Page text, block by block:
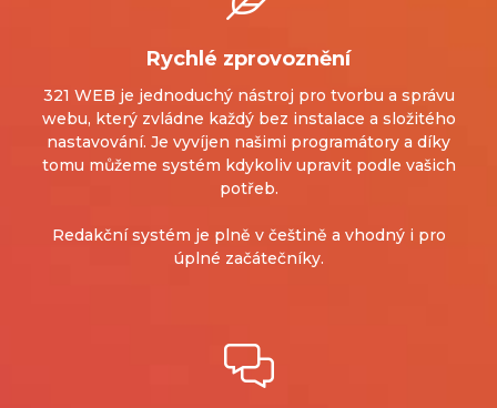
Rychlé zprovoznění
321 WEB je jednoduchý nástroj pro tvorbu a správu
webu, který zvládne každý bez instalace a složitého
nastavování. Je vyvíjen našimi programátory a díky
tomu můžeme systém kdykoliv upravit podle vašich
potřeb.
Redakční systém je plně v češtině a vhodný i pro
úplné začátečníky.